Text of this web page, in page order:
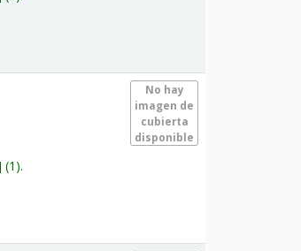
No hay
imagen de
cubierta
disponible
(1).